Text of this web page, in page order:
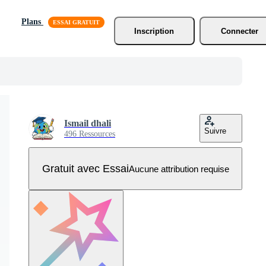
Plans
Inscription
Connecter
Ismail dhali
496 Ressources Suivre
Gratuit avec EssaiAucune attribution requise